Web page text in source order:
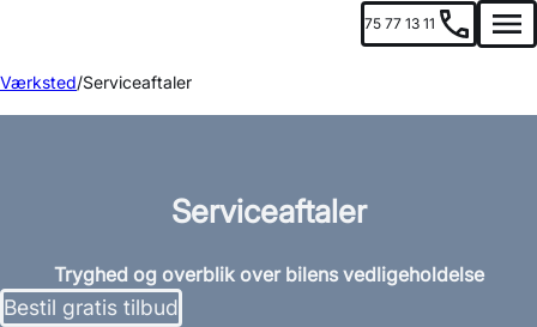
75 77 13 11
Værksted Serviceaftaler
Serviceaftaler
Tryghed og overblik over bilens vedligeholdelse
Bestil gratis tilbud